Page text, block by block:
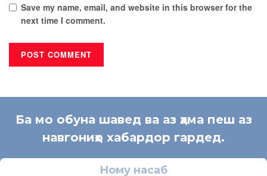
Save my name, email, and website in this browser for the
next time I comment.
Ба мо обуна шавед ва аз ҳама пеш аз
навгониҳо хабардор гардед.